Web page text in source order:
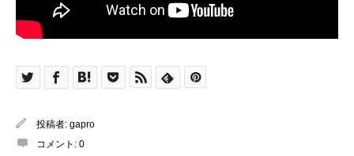
投稿者: gapro
コメント: 0